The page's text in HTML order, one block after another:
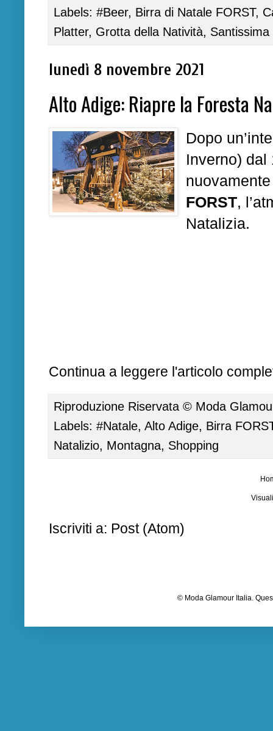
Labels: #Beer, Birra di Natale FORST,
Platter, Grotta della Natività, Santissima
lunedì 8 novembre 2021
Alto Adige: Riapre la Foresta
Dopo
Inverno) dal
FORST,
Natalizia.
Continua a leggere l'articolo
Riproduzione Riservata © Moda
Labels: #Natale, Alto Adige, Birra
Natalizio, Montagna, Shopping
Iscriviti a: Post (Atom)
© Moda Glamour Italia.